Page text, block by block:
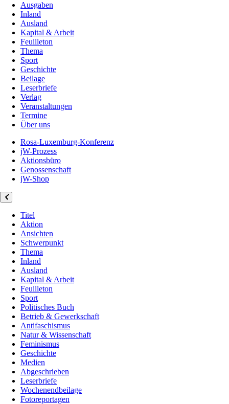
Ausgaben
Inland
Ausland
Kapital & Arbeit
Feuilleton
Thema
Sport
Geschichte
Beilage
Leserbriefe
Verlag
Veranstaltungen
Termine
Über uns
Rosa-Luxemburg-Konferenz
jW-Prozess
Aktionsbüro
Genossenschaft
jW-Shop
Titel
Aktion
Ansichten
Schwerpunkt
Thema
Inland
Ausland
Kapital & Arbeit
Feuilleton
Sport
Politisches Buch
Betrieb & Gewerkschaft
Antifaschismus
Natur & Wissenschaft
Feminismus
Geschichte
Medien
Abgeschrieben
Leserbriefe
Wochenendbeilage
Fotoreportagen